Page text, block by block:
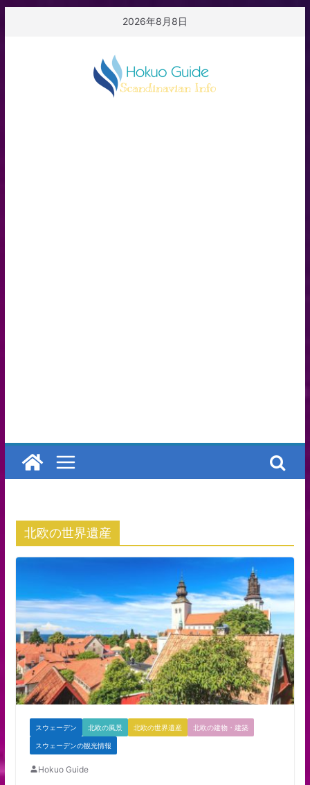
2026年8月8日
北欧の世界遺産
スウェーデン 北欧の風景 北欧の世界遺産 北欧の建物・建築
スウェーデンの観光情報
Hokuo Guide